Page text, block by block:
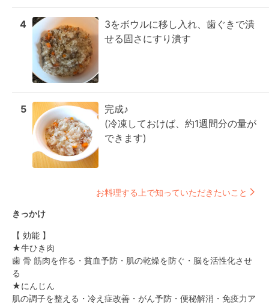
4
3をボウルに移し入れ、歯ぐきで潰
せる固さにすり潰す
5
完成♪
(冷凍しておけば、約1週間分の量が
できます)
お料理する上で知っていただきたいこと
きっかけ
【 効能 】
★牛ひき肉
歯 骨 筋肉を作る・貧血予防・肌の乾燥を防ぐ・脳を活性化させ
る
★にんじん
肌の調子を整える・冷え症改善・がん予防・便秘解消・免疫力ア